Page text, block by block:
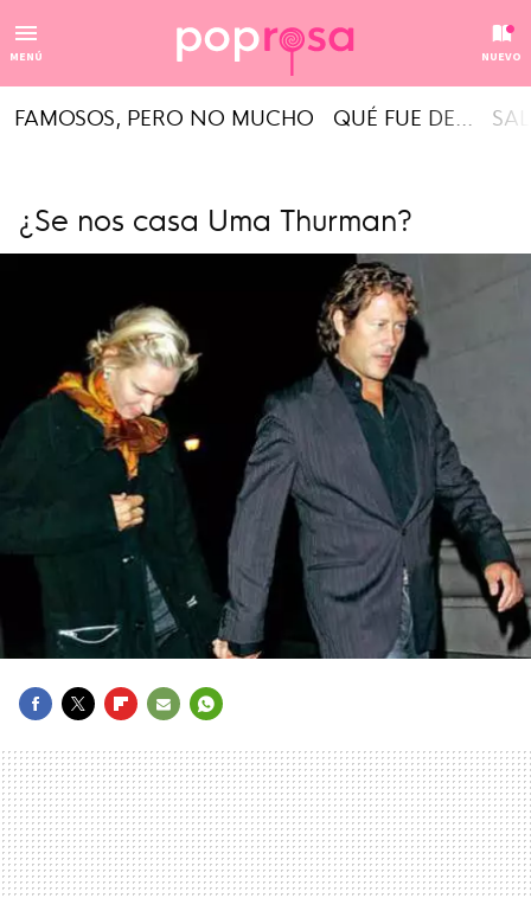
MENÚ NUEVO
FAMOSOS, PERO NO MUCHO QUÉ FUE DE...
¿Se nos casa Uma Thurman?
MAIL